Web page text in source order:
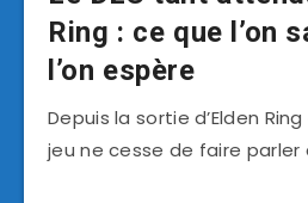
Ring : ce que l’on
l’on espère
Depuis la sortie d’Elden
jeu ne cesse de faire parler